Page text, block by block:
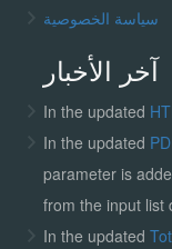
سياسة الخصوصية
آخر الأخبار
In the updated
In the updated
parameter is
from the input list
In the updated